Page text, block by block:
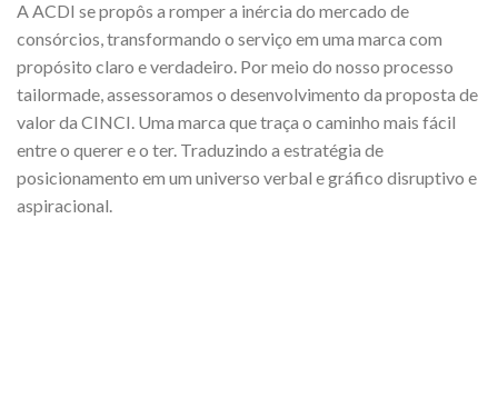
A ACDI se propôs a romper a inércia do mercado de
consórcios, transformando o serviço em uma marca com
propósito claro e verdadeiro. Por meio do nosso processo
tailormade, assessoramos o desenvolvimento da proposta de
valor da CINCI. Uma marca que traça o caminho mais fácil
entre o querer e o ter. Traduzindo a estratégia de
posicionamento em um universo verbal e gráfico disruptivo e
aspiracional.